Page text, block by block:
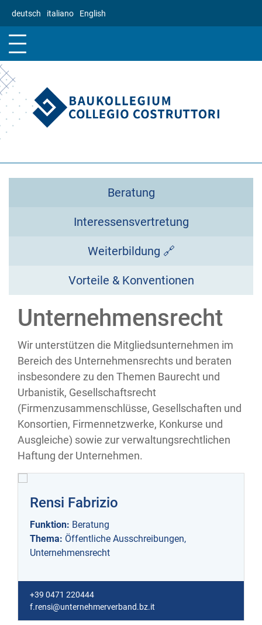
zum
deutsch italiano English
Beratung
Interessensvertretung
Weiterbildung 🔗
Vorteile & Konventionen
Unternehmensrecht
Wir unterstützen die Mitgliedsunternehmen im
Bereich des Unternehmensrechts und beraten
insbesondere zu den Themen Baurecht und
Urbanistik, Gesellschaftsrecht
(Firmenzusammenschlüsse, Gesellschaften und
Konsortien, Firmennetzwerke, Konkurse und
Ausgleiche) sowie zur verwaltungsrechtlichen
Haftung der Unternehmen.
Rensi Fabrizio
Funktion: Beratung
Thema: Öffentliche Ausschreibungen,
Unternehmensrecht
+39 0471 220444
f.rensi@unternehmerverband.bz.it